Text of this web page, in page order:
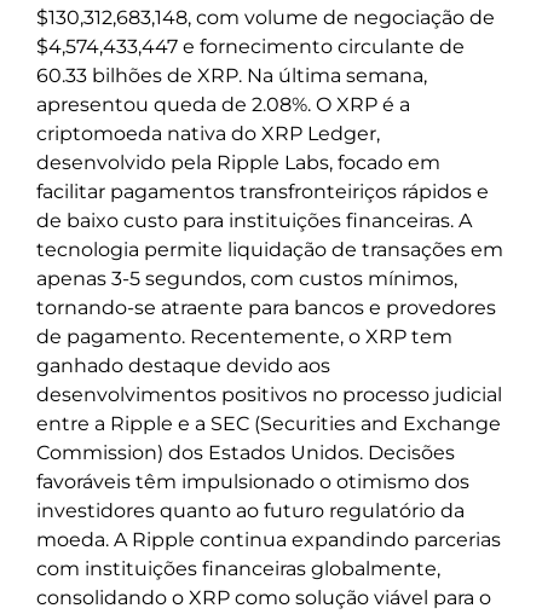
$130,312,683,148, com volume de negociação de
$4,574,433,447 e fornecimento circulante de
60.33 bilhões de XRP. Na última semana,
apresentou queda de 2.08%. O XRP é a
criptomoeda nativa do XRP Ledger,
desenvolvido pela Ripple Labs, focado em
facilitar pagamentos transfronteiriços rápidos e
de baixo custo para instituições financeiras. A
tecnologia permite liquidação de transações em
apenas 3-5 segundos, com custos mínimos,
tornando-se atraente para bancos e provedores
de pagamento. Recentemente, o XRP tem
ganhado destaque devido aos
desenvolvimentos positivos no processo judicial
entre a Ripple e a SEC (Securities and Exchange
Commission) dos Estados Unidos. Decisões
favoráveis têm impulsionado o otimismo dos
investidores quanto ao futuro regulatório da
moeda. A Ripple continua expandindo parcerias
com instituições financeiras globalmente,
consolidando o XRP como solução viável para o